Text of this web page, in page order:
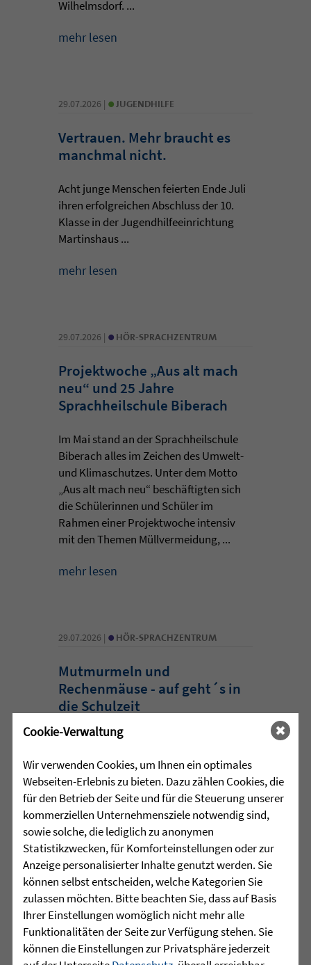
Wilhelmsdorf. ...
mehr lesen
29.07.2026 | • JUGENDHILFE
Vertrauen. Mehr braucht es
manchmal nicht.
Acht junge Menschen feierten Ende Juli
ihren erfolgreichen Abschluss der 10.
Klasse in der Jugendhilfeeinrichtung
Martinshaus ...
mehr lesen
29.07.2026 | • HÖR-SPRACHZENTRUM
Projektwoche „Aus alt mach
neu“ und 25 Jahre
Sprachheilschule Biberach
Im Mai stand an der Sprachheilschule
Biberach alles im Zeichen des Umwelt-
und Klimaschutzes. Unter dem Motto
„Aus alt mach neu“ beschäftigten sich
die Schülerinnen und Schüler im
Rahmen einer Projektwoche intensiv
mit den Themen Müllvermeidung, ...
mehr lesen
29.07.2026 | • HÖR-SPRACHZENTRUM
Mutmurmeln und
Rechenmäuse - auf geht´s in
die Schulzeit
Am Mittwoch, 27.07.26 verabschiedete
Leopoldschule in Altshausen die
Vorschüler mit einer bunten und
emotionalen ...
mehr lesen
29.07.2026 |• HÖR-SPRACHZENTRUM
220 Kinder verwandeln
Arnach in eine bunte
Cookie-Verwaltung
Wir verwenden Cookies, um Ihnen ein optimales
Webseiten-Erlebnis zu bieten. Dazu zählen Cookies, die
für den Betrieb der Seite und für die Steuerung unserer
kommerziellen Unternehmensziele notwendig sind,
sowie solche, die lediglich zu anonymen
Statistikzwecken, für Komforteinstellungen oder zur
Anzeige personalisierter Inhalte genutzt werden. Sie
können selbst entscheiden, welche Kategorien Sie
zulassen möchten. Bitte beachten Sie, dass auf Basis
Ihrer Einstellungen womöglich nicht mehr alle
Funktionalitäten der Seite zur Verfügung stehen. Sie
können die Einstellungen zur Privatsphäre jederzeit